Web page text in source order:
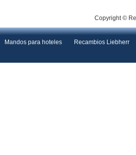
Copyright ©
Mandos para hoteles Recambios Liebherr